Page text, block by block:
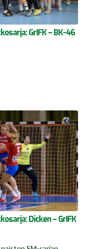
GrIFK – BK-46
Dicken – GrIFK